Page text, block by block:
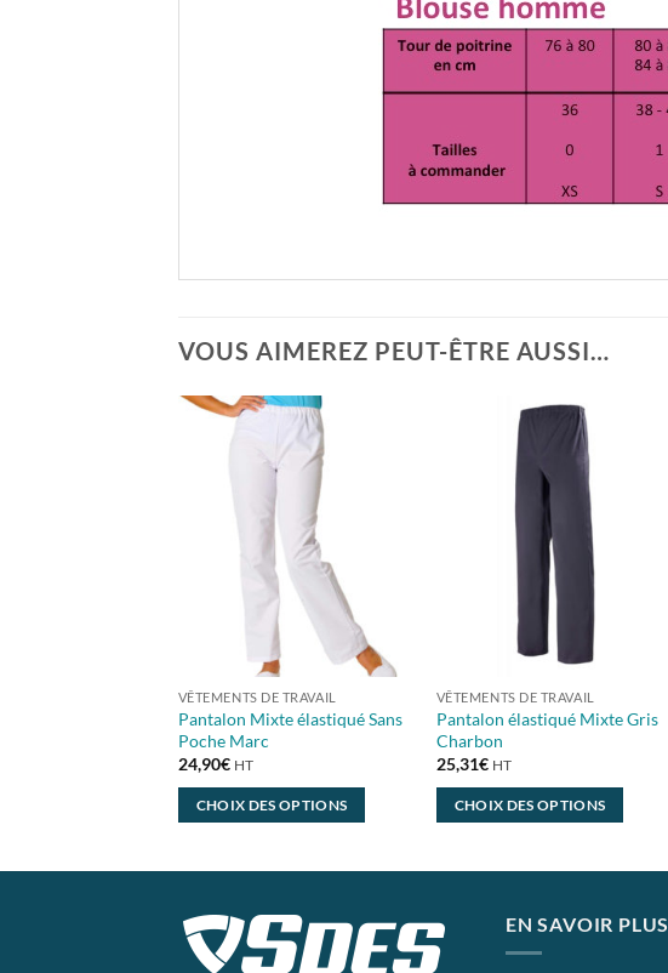
VOUS AIMEREZ PEUT-ÊTRE AUSSI…
VÊTEMENTS DE TRAVAIL
Pantalon Mixte élastiqué Sans
Poche Marc
24,90€ HT
CHOIX DES OPTIONS
plusieurs
variations.
VÊTEMENTS DE TRAVAIL
Pantalon élastiqué Mixte Gris
Charbon
25,31€ HT
CHOIX DES OPTIONS
plusieurs
variations.
EN SAVOIR PLUS